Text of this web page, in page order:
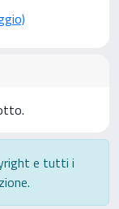
e tutti i